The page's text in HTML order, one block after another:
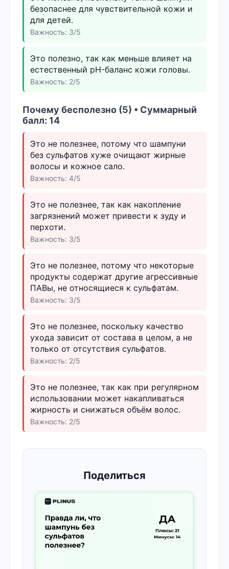
безопаснее для чувствительной кожи и
для детей.
Важность: 3/5
Это полезно, так как меньше влияет на
естественный pH-баланс кожи головы.
Важность: 2/5
Почему бесполезно (5) • Суммарный
балл: 14
Это не полезнее, потому что шампуни
без сульфатов хуже очищают жирные
волосы и кожное сало.
Важность: 4/5
Это не полезнее, так как накопление
загрязнений может привести к зуду и
перхоти.
Важность: 3/5
Это не полезнее, потому что некоторые
продукты содержат другие агрессивные
ПАВы, не относящиеся к сульфатам.
Важность: 3/5
Это не полезнее, поскольку качество
ухода зависит от состава в целом, а не
только от отсутствия сульфатов.
Важность: 2/5
Это не полезнее, так как при регулярном
использовании может накапливаться
жирность и снижаться объём волос.
Важность: 2/5
Поделиться